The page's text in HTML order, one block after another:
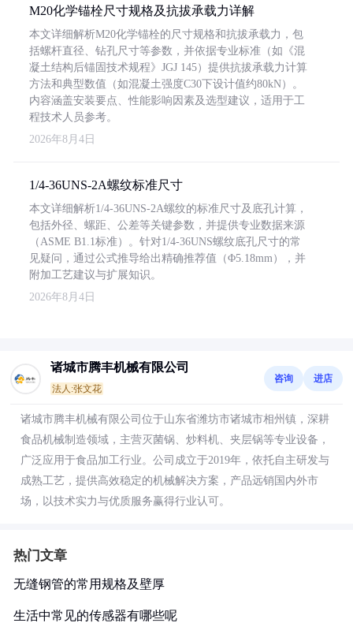
M20化学锚栓尺寸规格及抗拔承载力详解
本文详细解析M20化学锚栓的尺寸规格和抗拔承载力，包
括螺杆直径、钻孔尺寸等参数，并依据专业标准（如《混
凝土结构后锚固技术规程》JGJ 145）提供抗拔承载力计算
方法和典型数值（如混凝土强度C30下设计值约80kN）。
内容涵盖安装要点、性能影响因素及选型建议，适用于工
程技术人员参考。
2026年8月4日
1/4-36UNS-2A螺纹标准尺寸
本文详细解析1/4-36UNS-2A螺纹的标准尺寸及底孔计算，
包括外径、螺距、公差等关键参数，并提供专业数据来源
（ASME B1.1标准）。针对1/4-36UNS螺纹底孔尺寸的常
见疑问，通过公式推导给出精确推荐值（Φ5.18mm），并
附加工艺建议与扩展知识。
2026年8月4日
诸城市腾丰机械有限公司
法人:张文花
咨询 进店
诸城市腾丰机械有限公司位于山东省潍坊市诸城市相州镇，深耕
食品机械制造领域，主营灭菌锅、炒料机、夹层锅等专业设备，
广泛应用于食品加工行业。公司成立于2019年，依托自主研发与
成熟工艺，提供高效稳定的机械解决方案，产品远销国内外市
场，以技术实力与优质服务赢得行业认可。
热门文章
无缝钢管的常用规格及壁厚
生活中常见的传感器有哪些呢